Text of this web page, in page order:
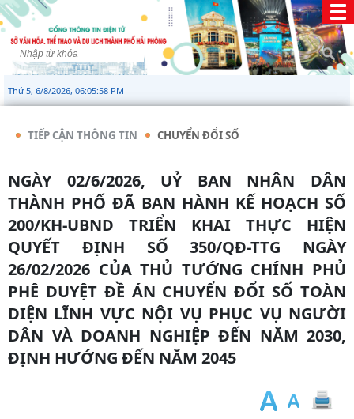
Thứ 5, 6/8/2026, 06:05:59 PM
TIẾP CẬN THÔNG TIN CHUYỂN ĐỔI SỐ
NGÀY 02/6/2026, UỶ BAN NHÂN DÂN
THÀNH PHỐ ĐÃ BAN HÀNH KẾ HOẠCH SỐ
200/KH-UBND TRIỂN KHAI THỰC HIỆN
QUYẾT ĐỊNH SỐ 350/QĐ-TTG NGÀY
26/02/2026 CỦA THỦ TƯỚNG CHÍNH PHỦ
PHÊ DUYỆT ĐỀ ÁN CHUYỂN ĐỔI SỐ TOÀN
DIỆN LĨNH VỰC NỘI VỤ PHỤC VỤ NGƯỜI
DÂN VÀ DOANH NGHIỆP ĐẾN NĂM 2030,
ĐỊNH HƯỚNG ĐẾN NĂM 2045